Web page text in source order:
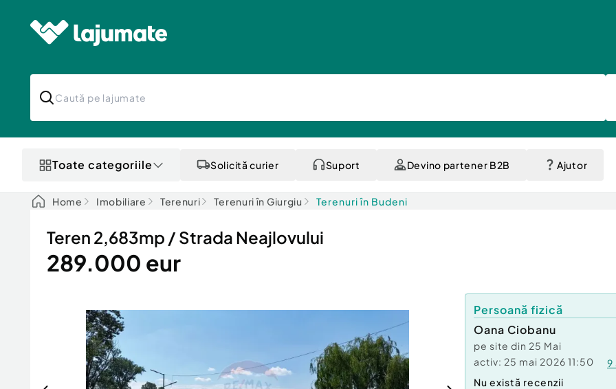
Toate categoriile Solicită curier Suport Devino partener B2B Ajutor
Home Imobiliare Terenuri Terenuri în Giurgiu Terenuri în Budeni
Teren 2,683mp / Strada Neajlovului
289.000 eur
Persoană fizică
Oana Ciobanu
pe site din 25 Mai
activ: 25 mai 2026 11:50 9
Nu există recenzii